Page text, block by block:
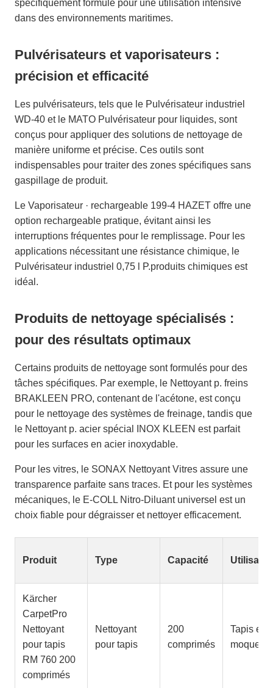
spécifiquement formulé pour une utilisation intensive
dans des environnements maritimes.
Pulvérisateurs et vaporisateurs :
précision et efficacité
Les pulvérisateurs, tels que le Pulvérisateur industriel
WD-40 et le MATO Pulvérisateur pour liquides, sont
conçus pour appliquer des solutions de nettoyage de
manière uniforme et précise. Ces outils sont
indispensables pour traiter des zones spécifiques sans
gaspillage de produit.
Le Vaporisateur · rechargeable 199-4 HAZET offre une
option rechargeable pratique, évitant ainsi les
interruptions fréquentes pour le remplissage. Pour les
applications nécessitant une résistance chimique, le
Pulvérisateur industriel 0,75 l P.produits chimiques est
idéal.
Produits de nettoyage spécialisés :
pour des résultats optimaux
Certains produits de nettoyage sont formulés pour des
tâches spécifiques. Par exemple, le Nettoyant p. freins
BRAKLEEN PRO, contenant de l'acétone, est conçu
pour le nettoyage des systèmes de freinage, tandis que
le Nettoyant p. acier spécial INOX KLEEN est parfait
pour les surfaces en acier inoxydable.
Pour les vitres, le SONAX Nettoyant Vitres assure une
transparence parfaite sans traces. Et pour les systèmes
mécaniques, le E-COLL Nitro-Diluant universel est un
choix fiable pour dégraisser et nettoyer efficacement.
Produit Type Capacité
Kärcher
CarpetPro
Nettoyant
pour tapis
RM 760 200
comprimés
Nettoyant
pour tapis
200
comprimés
Tapis et